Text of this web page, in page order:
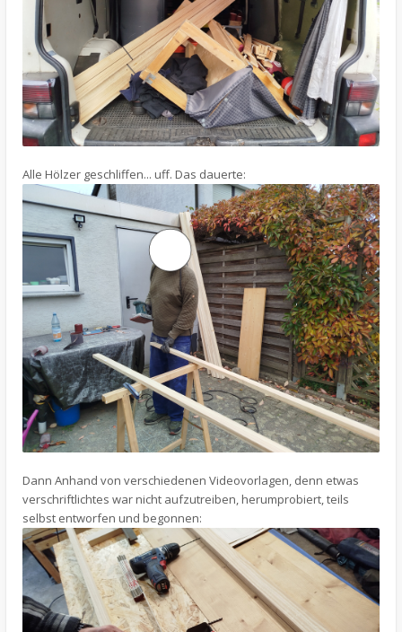
Alle Hölzer geschliffen... uff. Das dauerte:
Dann Anhand von verschiedenen Videovorlagen, denn etwas
verschriftlichtes war nicht aufzutreiben, herumprobiert, teils
selbst entworfen und begonnen: